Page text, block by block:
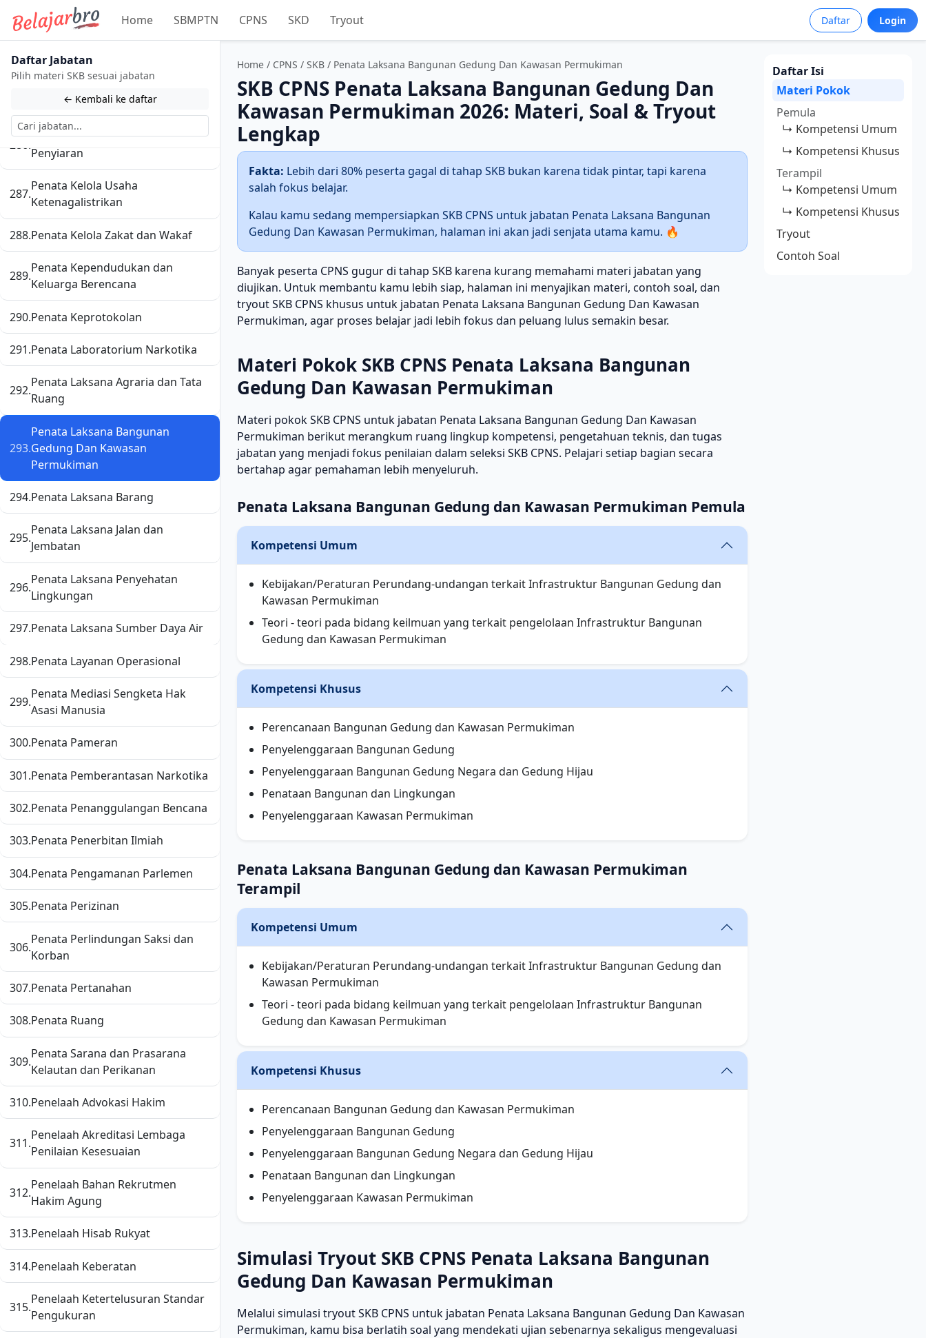
Home SBMPTN CPNS SKD Tryout Daftar Login
Daftar Jabatan
Pilih materi SKB sesuai jabatan
← Kembali ke daftar
283.Penata Kelola Perumahan
284.Penata Kelola Perusahaan Negara
Penata Kelola Sistem dan
Teknologi Informasi
286.
Penata Kelola Sistem Jaringan
Penyiaran
287.
Penata Kelola Usaha
Ketenagalistrikan
288.Penata Kelola Zakat dan Wakaf
289.
Penata Kependudukan dan
Keluarga Berencana
290.Penata Keprotokolan
291.Penata Laboratorium Narkotika
292.
Penata Laksana Agraria dan Tata
Ruang
293.
Penata Laksana Bangunan
Gedung Dan Kawasan
Permukiman
294.Penata Laksana Barang
295.
Penata Laksana Jalan dan
Jembatan
296.
Penata Laksana Penyehatan
Lingkungan
297.Penata Laksana Sumber Daya Air
298.Penata Layanan Operasional
299.
Penata Mediasi Sengketa Hak
Asasi Manusia
300.Penata Pameran
301.Penata Pemberantasan Narkotika
302.Penata Penanggulangan Bencana
303.Penata Penerbitan Ilmiah
304.Penata Pengamanan Parlemen
305.Penata Perizinan
306.
Penata Perlindungan Saksi dan
Korban
307.Penata Pertanahan
308.Penata Ruang
309.
Penata Sarana dan Prasarana
Kelautan dan Perikanan
310.Penelaah Advokasi Hakim
311.
Penelaah Akreditasi Lembaga
Penilaian Kesesuaian
312.
Penelaah Bahan Rekrutmen
Hakim Agung
313.Penelaah Hisab Rukyat
314.Penelaah Keberatan
315.
Penelaah Ketertelusuran Standar
Pengukuran
Home / CPNS / SKB / Penata Laksana Bangunan Gedung Dan Kawasan Permukiman
SKB CPNS Penata Laksana Bangunan Gedung Dan
Kawasan Permukiman 2026: Materi, Soal & Tryout
Lengkap
Fakta: Lebih dari 80% peserta gagal di tahap SKB bukan karena tidak pintar, tapi karena
salah fokus belajar.
Kalau kamu sedang mempersiapkan SKB CPNS untuk jabatan Penata Laksana Bangunan
Gedung Dan Kawasan Permukiman, halaman ini akan jadi senjata utama kamu. 🔥
Banyak peserta CPNS gugur di tahap SKB karena kurang memahami materi jabatan yang
diujikan. Untuk membantu kamu lebih siap, halaman ini menyajikan materi, contoh soal, dan
tryout SKB CPNS khusus untuk jabatan Penata Laksana Bangunan Gedung Dan Kawasan
Permukiman, agar proses belajar jadi lebih fokus dan peluang lulus semakin besar.
Materi Pokok SKB CPNS Penata Laksana Bangunan
Gedung Dan Kawasan Permukiman
Materi pokok SKB CPNS untuk jabatan Penata Laksana Bangunan Gedung Dan Kawasan
Permukiman berikut merangkum ruang lingkup kompetensi, pengetahuan teknis, dan tugas
jabatan yang menjadi fokus penilaian dalam seleksi SKB CPNS. Pelajari setiap bagian secara
bertahap agar pemahaman lebih menyeluruh.
Penata Laksana Bangunan Gedung dan Kawasan Permukiman Pemula
Kompetensi Umum
Kebijakan/Peraturan Perundang-undangan terkait Infrastruktur Bangunan Gedung dan
Kawasan Permukiman
Teori - teori pada bidang keilmuan yang terkait pengelolaan Infrastruktur Bangunan
Gedung dan Kawasan Permukiman
Kompetensi Khusus
Perencanaan Bangunan Gedung dan Kawasan Permukiman
Penyelenggaraan Bangunan Gedung
Penyelenggaraan Bangunan Gedung Negara dan Gedung Hijau
Penataan Bangunan dan Lingkungan
Penyelenggaraan Kawasan Permukiman
Penata Laksana Bangunan Gedung dan Kawasan Permukiman
Terampil
Kompetensi Umum
Kebijakan/Peraturan Perundang-undangan terkait Infrastruktur Bangunan Gedung dan
Kawasan Permukiman
Teori - teori pada bidang keilmuan yang terkait pengelolaan Infrastruktur Bangunan
Gedung dan Kawasan Permukiman
Kompetensi Khusus
Perencanaan Bangunan Gedung dan Kawasan Permukiman
Penyelenggaraan Bangunan Gedung
Penyelenggaraan Bangunan Gedung Negara dan Gedung Hijau
Penataan Bangunan dan Lingkungan
Penyelenggaraan Kawasan Permukiman
Simulasi Tryout SKB CPNS Penata Laksana Bangunan
Gedung Dan Kawasan Permukiman
Melalui simulasi tryout SKB CPNS untuk jabatan Penata Laksana Bangunan Gedung Dan Kawasan
Permukiman, kamu bisa berlatih soal yang mendekati ujian sebenarnya sekaligus mengevaluasi
Daftar Isi
Materi Pokok
Pemula
↳ Kompetensi Umum
↳ Kompetensi Khusus
Terampil
↳ Kompetensi Umum
↳ Kompetensi Khusus
Tryout
Contoh Soal